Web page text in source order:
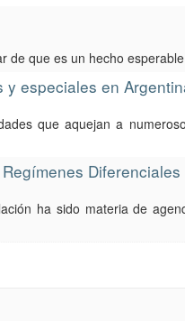
de que es un hecho
y especiales en
que aquejan a
ha sido materia de